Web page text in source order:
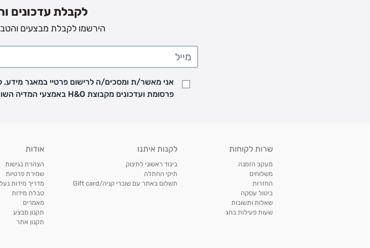
ימי עסקים מעת ביצוע ההזמנה
• לפניות ובירורים בנושא משלוחים אנא פנו לשירות הלקוחות בצ'אט באתר
כתובת: אבא אחימאיר 31, תל אביב (מאחורי בנק הפועלים מול הדואר). ניתן לאסוף הזמנות בימים א'-
• יש לוודא שחבילה התקבלה טרם ההגעה. סמס יישלח החבילה מוכנה לאיסוף. טלפון לבירור בסניף:
לקבלת עדכונים
הירשמו לקבלת מבצעים
אני מאשר/ת ומסכים/ה לרישום פרטיי במאגר מידע,
פרסומת ועדכונים מקבוצת H&O באמצעי המדיה השונים לרבות דוא"ל, SMS וכיו"ב
שרות לקוחות
מעקב הזמנה
משלוחים
החזרות
ביטול עסקה
שאלות ותשובות
שעות פעילות בחג
לקנות איתנו
ביגוד ראשוני לתינוק
תיקי החתלה
תשלום באתר עם שוברי קניה/Gift card
אודות
הצהרת נגישות
שמירת פרטיות
מדריך מידות
טבלת מידות
מאמרים
תקנון מבצע
תקנון אתר